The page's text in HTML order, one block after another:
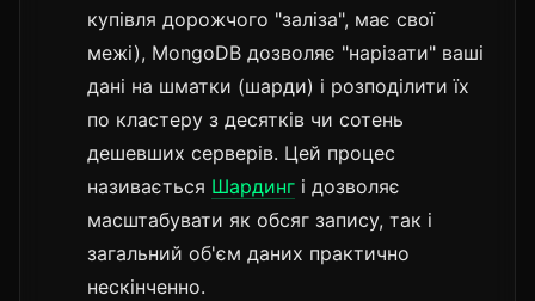
купівля дорожчого "заліза", має свої
межі), MongoDB дозволяє "нарізати" ваші
дані на шматки (шарди) і розподілити їх
по кластеру з десятків чи сотень
дешевших серверів. Цей процес
називається Шардинг і дозволяє
масштабувати як обсяг запису, так і
загальний об'єм даних практично
нескінченно.